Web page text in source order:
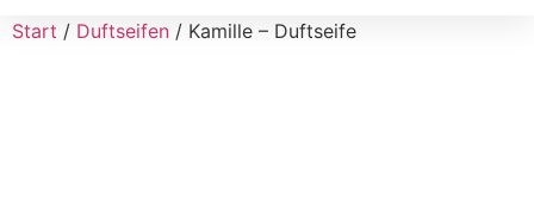
Start / Duftseifen / Kamille – Duftseife